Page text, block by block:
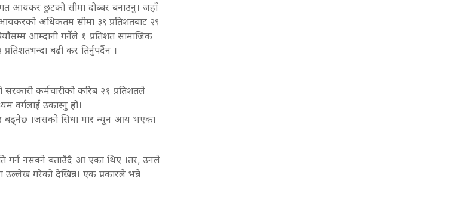
आयकर छुटको सीमा दोब्बर बनाउनु। जहाँ
अधिकतम सीमा ३९ प्रतिशतबाट २९
आम्दानी गर्नेले १ प्रतिशत सामाजिक
बढी कर तिर्नुपर्दैन ।
कर्मचारीको करिब २१ प्रतिशतले
वर्गलाई उकास्नु हो।
बढ्नेछ ।जसको सिधा मार न्यून आय भएका
गर्न नसक्ने बताउँदै आ एका थिए ।तर, उनले
उल्लेख गरेको देखिन्न। एक प्रकारले भन्ने